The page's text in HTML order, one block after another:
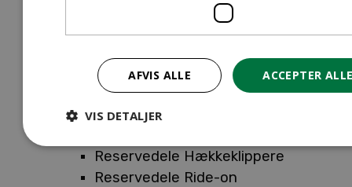
Tilbehør Walk Behind
Reservedele Løvblæsere
Reservedele Motorsave
Reservedele Plæneklippere
Reservedele Hækkeklippere
Reservedele Ride-on
ACCEPTER
AFVIS ALLE
VIS DETALJER